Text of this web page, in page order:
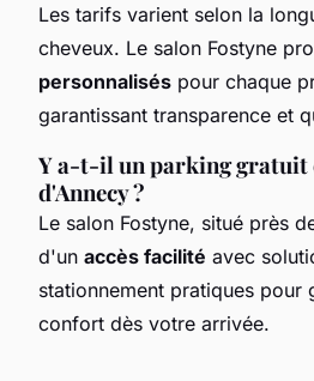
Les tarifs varient selon la
cheveux. Le salon Fostyne
personnalisés pour chaque
garantissant transparence et
Y a-t-il un parking gratuit
d'Annecy ?
Le salon Fostyne, situé près
d'un accès facilité avec
stationnement pratiques pour
confort dès votre arrivée.